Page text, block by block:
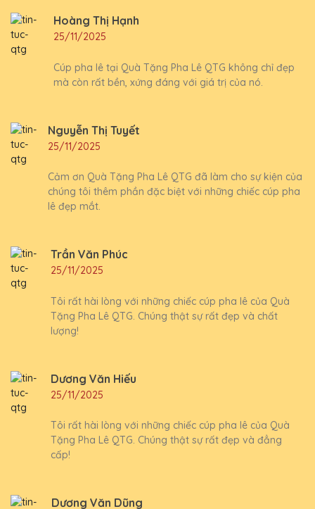
Hoàng Thị Hạnh
25/11/2025
Cúp pha lê tại Quà Tặng Pha Lê QTG không chỉ đẹp
mà còn rất bền, xứng đáng với giá trị của nó.
Nguyễn Thị Tuyết
25/11/2025
Cảm ơn Quà Tặng Pha Lê QTG đã làm cho sự kiện của
chúng tôi thêm phần đặc biệt với những chiếc cúp pha
lê đẹp mắt.
Trần Văn Phúc
25/11/2025
Tôi rất hài lòng với những chiếc cúp pha lê của Quà
Tặng Pha Lê QTG. Chúng thật sự rất đẹp và chất
lượng!
Dương Văn Hiếu
25/11/2025
Tôi rất hài lòng với những chiếc cúp pha lê của Quà
Tặng Pha Lê QTG. Chúng thật sự rất đẹp và đẳng
cấp!
Dương Văn Dũng